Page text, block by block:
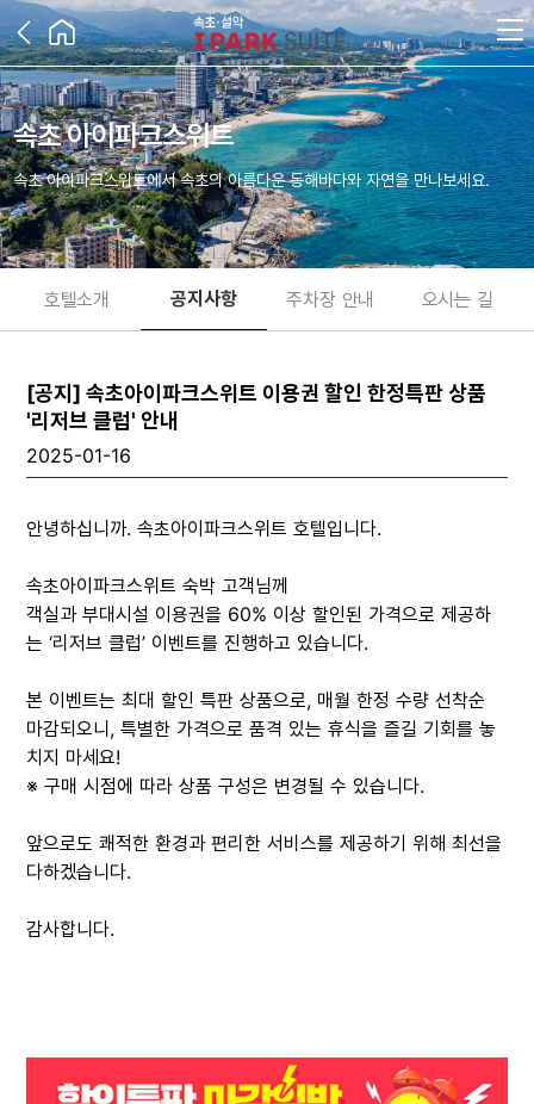
속초 아이파크스위트
속초 아이파크스위트에서 속초의 아름다운 동해바다와 자연을 만나보세요.
호텔소개 공지사항 주차장 안내 오시는 길
[공지] 속초아이파크스위트 이용권 할인 한정특판 상품
'리저브 클럽' 안내
2025-01-16
안녕하십니까. 속초아이파크스위트 호텔입니다.
속초아이파크스위트 숙박 고객님께
객실과 부대시설 이용권을 60% 이상 할인된 가격으로 제공하
는 ‘리저브 클럽’ 이벤트를 진행하고 있습니다.
본 이벤트는 최대 할인 특판 상품으로, 매월 한정 수량 선착순
마감되오니, 특별한 가격으로 품격 있는 휴식을 즐길 기회를 놓
치지 마세요!
※ 구매 시점에 따라 상품 구성은 변경될 수 있습니다.
앞으로도 쾌적한 환경과 편리한 서비스를 제공하기 위해 최선을
다하겠습니다.
감사합니다.